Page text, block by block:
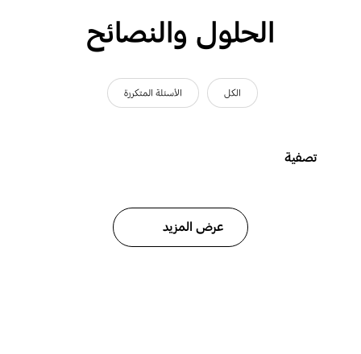
الحلول والنصائح
الكل الأسئلة المتكررة
تصفية
عرض المزيد